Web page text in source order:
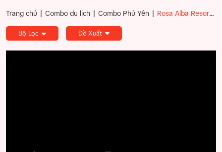
Trang chủ | Combo du lịch | Combo Phú Yên | Rosa Alba Resort & Villas Tuy Hòa Phú Yên
Bộ Lọc Đề Xuất